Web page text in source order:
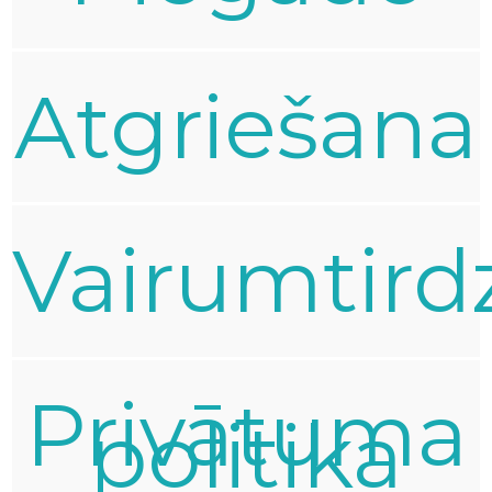
Atgriešana
Privātuma
politika